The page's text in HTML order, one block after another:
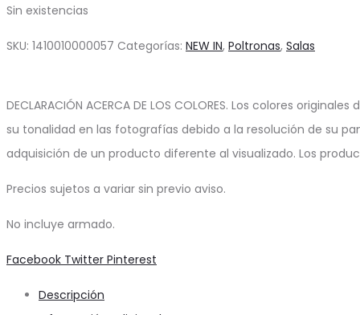
Sin existencias
SKU: 1410010000057 Categorías: NEW IN, Poltronas, Salas
DECLARACIÓN ACERCA DE LOS COLORES. Los colores
su tonalidad en las fotografías debido a la resolución de su
adquisición de un producto diferente al visualizado. Los
Precios sujetos a variar sin previo aviso.
No incluye armado.
Share
Facebook Twitter Pinterest
Descripción